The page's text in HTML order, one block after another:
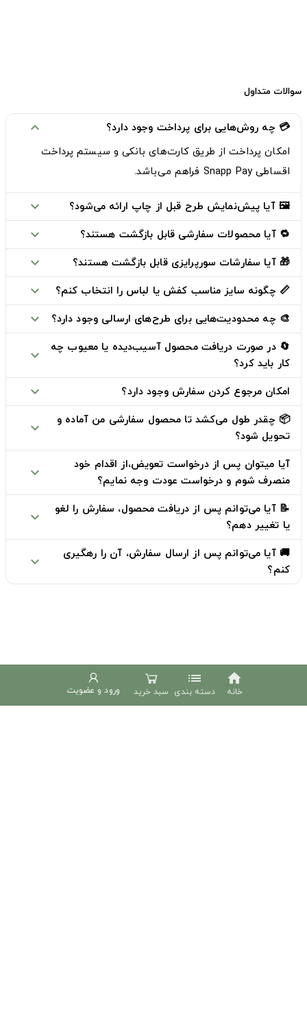
سوالات متداول
💳 چه روش‌هایی برای پرداخت وجود دارد؟ expand_more
امکان پرداخت از طریق کارت‌های بانکیو سیستم پرداخت
اقساطی Snapp Pay
فراهم می‌باشد.
🖼️ آیا پیش‌نمایش طرح قبل از چاپ ارائه می‌شود؟ expand_more
🔁 آیا محصولات سفارشی قابل بازگشت هستند؟ expand_more
🎁 آیا سفارشات سورپرایزی قابل بازگشت هستند؟ expand_more
📏 چگونه سایز مناسب کفش یا لباس را انتخاب کنم؟ expand_more
🎨 چه محدودیت‌هایی برای طرح‌های ارسالی وجود دارد؟ expand_more
🔄 در صورت دریافت محصول آسیب‌دیده یا معیوب چه
کار باید کرد؟
expand_more
امکان مرجوع کردن سفارش وجود دارد؟ expand_more
📦 چقدر طول می‌کشد تا محصول سفارشی من آماده و
تحویل شود؟
expand_more
آیا میتوان پس از درخواست تعویض،از اقدام خود
منصرف شوم و درخواست عودت وجه نمایم؟
expand_more
📝 آیا می‌توانم پس از دریافت محصول، سفارش را لغو
یا تغییر دهم؟
expand_more
🚚 آیا می‌توانم پس از ارسال سفارش، آن را رهگیری
کنم؟
expand_more
home
خانه
list
دسته بندی سبد خرید ورود و عضویت